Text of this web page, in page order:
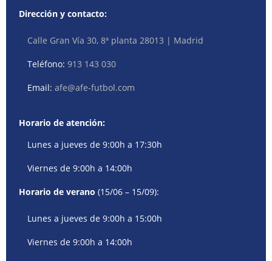
Dirección y contacto:
Calle Gran Vía 30, 8ª planta 28013 | Madrid
Teléfono:913 143 030
Email:afe@afe-futbol.com
Horario de atención:
Lunes a jueves de 9:00h a 17:30h
Viernes de 9:00h a 14:00h
Horario de verano (15/06 – 15/09):
Lunes a jueves de 9:00h a 15:00h
Viernes de 9:00h a 14:00h